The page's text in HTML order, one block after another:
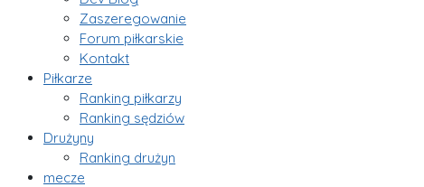
Zaszeregowanie
Forum piłkarskie
Kontakt
Piłkarze
Ranking piłkarzy
Ranking sędziów
Drużyny
Ranking drużyn
mecze